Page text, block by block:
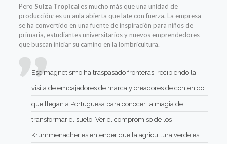
Pero Suiza Tropical es mucho más que una unidad de
producción; es un aula abierta que late con fuerza. La empresa
se ha convertido en una fuente de inspiración para niños de
primaria, estudiantes universitarios y nuevos emprendedores
que buscan iniciar su camino en la lombricultura.
Ese magnetismo ha traspasado fronteras, recibiendo la
visita de embajadores de marca y creadores de contenido
que llegan a Portuguesa para conocer la magia de
transformar el suelo. Ver el compromiso de los
Krummenacher es entender que la agricultura verde es